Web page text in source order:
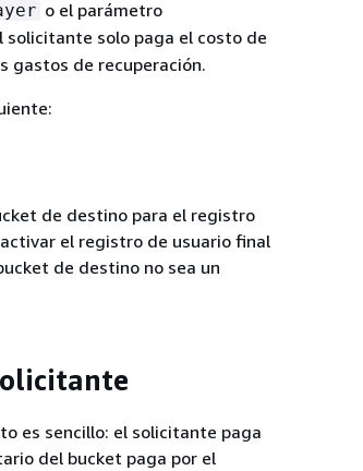
o el parámetro
solicitante solo paga el costo de
gastos de recuperación.
de destino para el registro
el registro de usuario final
de destino no sea un
es sencillo: el solicitante paga
del bucket paga por el